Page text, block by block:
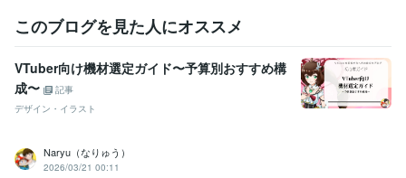
ビジネス・クリエイティブツール
Adobe Photoshop:28年Adobe Illustrator:28年
Adobe After Effects:15年
Vtube Studio:3年
得意分野
配信
歌ってみた
このブログを見た人にオススメ
VTuber向け機材選定ガイド〜予算別おすすめ構
成〜
記事
デザイン・イラスト
Naryu（なりゅう）
2026/03/21 00:11